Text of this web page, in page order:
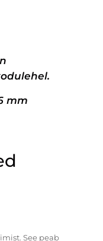
mm
See peab